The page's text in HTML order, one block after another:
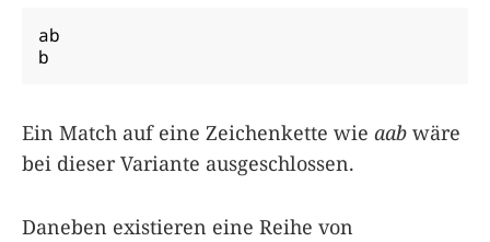
ab
b
Ein Match auf eine Zeichenkette wie aab wäre
bei dieser Variante ausgeschlossen.
Daneben existieren eine Reihe von